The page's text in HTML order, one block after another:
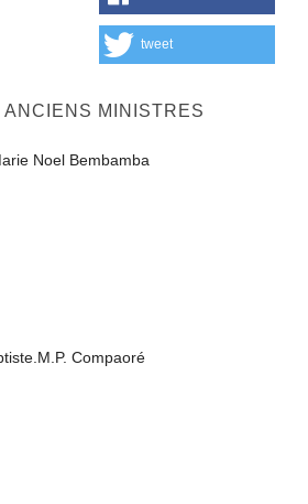
tweet
MINISTRES
Noel Bembamba
Compaoré